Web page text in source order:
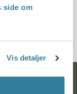
side om
Vis detaljer